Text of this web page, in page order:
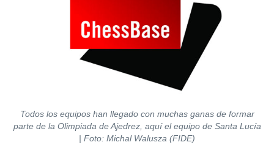
Todos los equipos han llegado con muchas ganas de formar
parte de la Olimpiada de Ajedrez, aquí el equipo de Santa Lucía
| Foto: Michal Walusza (FIDE)